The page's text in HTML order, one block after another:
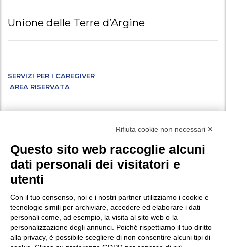
Unione delle Terre d’Argine
SERVIZI PER I CAREGIVER
AREA RISERVATA
Facebook
Instagram
X LinkedIn
YouTube
WhatsApp
Vuoi iscriverti alla nostra newsletter ed essere aggiornato su tutte le
novità e i progetti a cui stiamo lavorando? Compila i campi
del
modulo di iscrizione
Privacy
Policy di protezione dei minori
Rifiuta cookie non necessari ✕
Questo sito web raccoglie alcuni
dati personali dei visitatori e
utenti
Con il tuo consenso, noi e i nostri partner utilizziamo i cookie e
tecnologie simili per archiviare, accedere ed elaborare i dati
personali come, ad esempio, la visita al sito web o la
personalizzazione degli annunci. Poiché rispettiamo il tuo diritto
alla privacy, è possibile scegliere di non consentire alcuni tipi di